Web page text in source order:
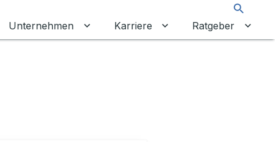
für Gewerbekunden umschalten
Unternehmen Untermenü für Unternehmen
Karriere Untermenü für
Ratgeber